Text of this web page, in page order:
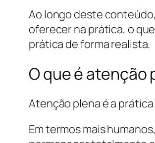
Ao longo deste
oferecer na prática, o
prática de forma realista.
O que é atenção
Atenção plena é a
Em termos mais